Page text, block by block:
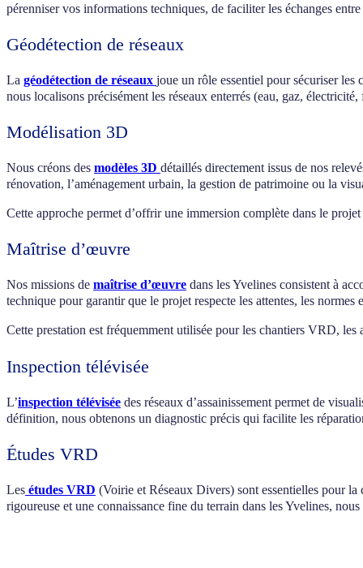
pérenniser vos informations techniques, de faciliter les échanges
Géodétection de réseaux
La géodétection de réseaux joue un rôle essentiel pour sécuriser les
nous localisons précisément les réseaux enterrés (eau, gaz,
Modélisation 3D
Nous créons des modèles 3D détaillés directement issus de nos
rénovation, l’aménagement urbain, la gestion de patrimoine ou la
Cette approche permet d’offrir une immersion complète dans le
Maîtrise d’œuvre
Nos missions de maîtrise d’œuvre dans les Yvelines consistent à
technique pour garantir que le projet respecte les attentes, les normes
Cette prestation est fréquemment utilisée pour les chantiers VRD, les
Inspection télévisée
L’inspection télévisée des réseaux d’assainissement permet de
définition, nous obtenons un diagnostic précis qui facilite les
Études VRD
Les études VRD (Voirie et Réseaux Divers) sont essentielles pour
rigoureuse et une connaissance fine du terrain dans les Yvelines,